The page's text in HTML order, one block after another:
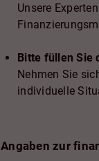
Unsere
Bitte füllen Sie
Nehmen Sie
individuelle
Angaben zur